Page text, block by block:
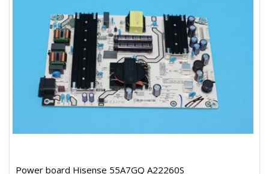
Power board Hisense 55A7GQ A22260S